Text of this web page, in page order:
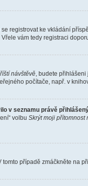
registrovat ke vkládání
vám tedy registraci
návštěvě, budete přihlášeni
počítače, např. v
v seznamu právě
volbu Skrýt moji přítomnost
případě zmáčkněte na